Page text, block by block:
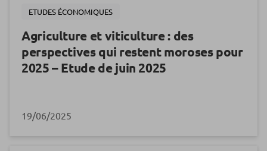
ETUDES ÉCONOMIQUES
Agriculture et viticulture : des
perspectives qui restent moroses pour
2025 – Etude de juin 2025
19/06/2025